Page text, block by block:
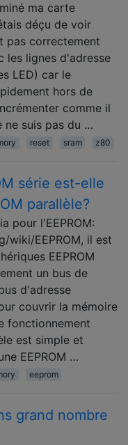
ma carte
déçu de voir
pas correctement
les lignes d'adresse
LED) car le
hors de
comme il
ne suis pas du …
reset sram z80
série est-elle
parallèle?
pour l'EEPROM:
wiki/EEPROM, il est
EEPROM
un bus de
d'adresse
couvrir la mémoire
fonctionnement
est simple et
EEPROM …
eeprom
grand nombre